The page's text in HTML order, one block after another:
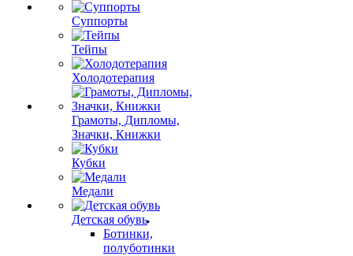
Суппорты
Тейпы
Холодотерапия
Грамоты, Дипломы,
Значки, Книжки
Кубки
Медали
Детская обувь
Ботинки,
полуботинки